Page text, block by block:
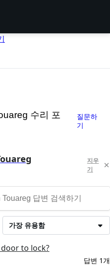
수리 포
질문하
기
지우
기
가장 유용함
to lock?
답변 1개